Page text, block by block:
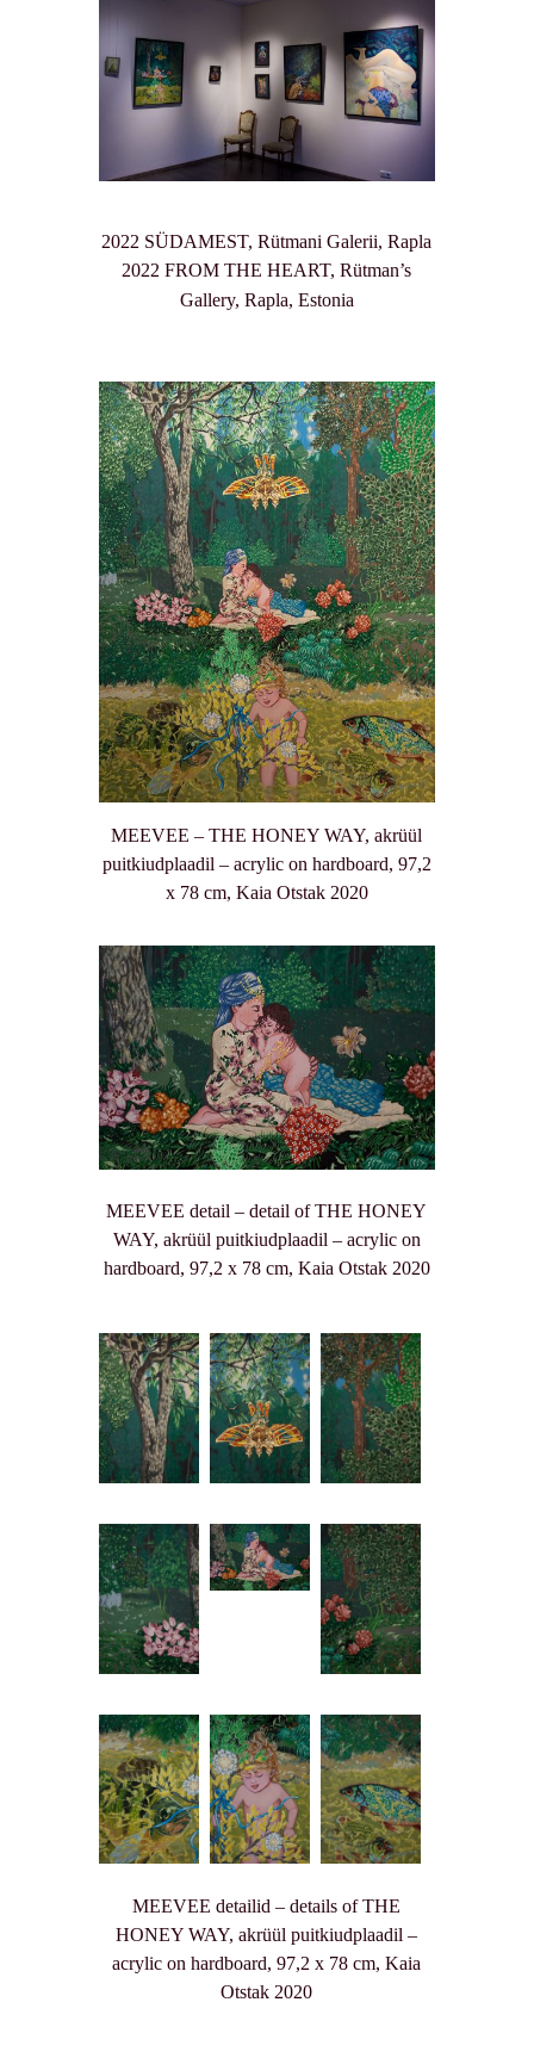
2022 SÜDAMEST, Rütmani Galerii, Rapla
2022 FROM THE HEART, Rütman’s
Gallery, Rapla, Estonia
MEEVEE – THE HONEY WAY, akrüül
puitkiudplaadil – acrylic on hardboard, 97,2
x 78 cm, Kaia Otstak 2020
MEEVEE detail – detail of THE HONEY
WAY, akrüül puitkiudplaadil – acrylic on
hardboard, 97,2 x 78 cm, Kaia Otstak 2020
MEEVEE detailid – details of THE
HONEY WAY, akrüül puitkiudplaadil –
acrylic on hardboard, 97,2 x 78 cm, Kaia
Otstak 2020